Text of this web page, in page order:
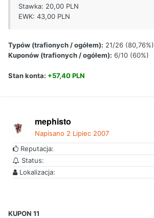
Stawka: 20,00 PLN
EWK: 43,00 PLN
Typów (trafionych / ogółem): 21/26 (80,76%)
Kuponów (trafionych / ogółem): 6/10 (60%)
Stan konta: +57,40 PLN
mephisto
Napisano 2 Lipiec 2007
Reputacja:
Status:
Lokalizacja:
KUPON 11